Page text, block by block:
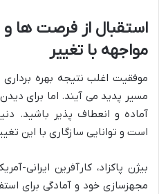
استقبال از فرصت ها و
مواجهه با تغییر
موفقیت اغلب نتیجه بهره
مسیر پدید می آیند. اما برای
آماده و انعطاف پذیر باشید.
است و توانایی سازگاری با این
بیژن پاکزاد، کارآفرین ایرانی-
مجهزسازی خود و آمادگی برای